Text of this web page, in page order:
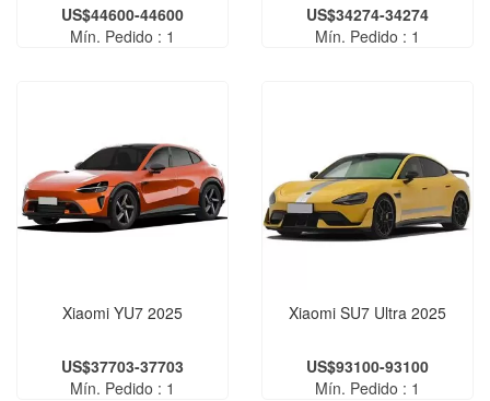
US$44600-44600
Mín. Pedido : 1
US$34274-34274
Mín. Pedido : 1
Xiaomi YU7 2025
US$37703-37703
Mín. Pedido : 1
Xiaomi SU7 Ultra 2025
US$93100-93100
Mín. Pedido : 1